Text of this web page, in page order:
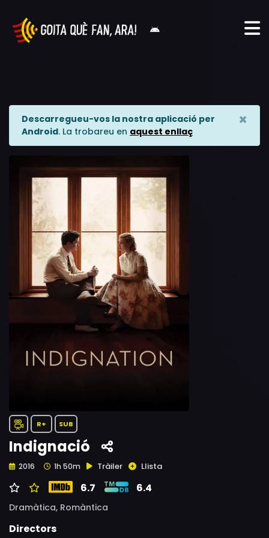
Descarregueu-vos la nostra aplicació per
Android. La trobareu en aquest enllaç
×
R+ SUB
Indignació
2016 1h 50m Tràiler Llista
6.7 6.4
Dramàtica, Romàntica
Directors